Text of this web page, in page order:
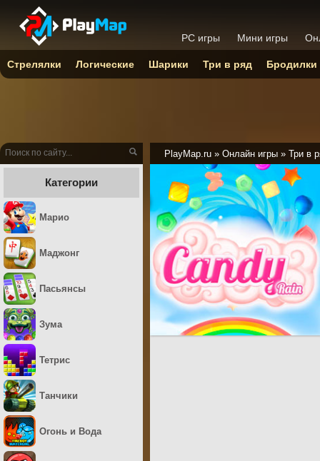
PlayMap.ru » Онлайн игры » Три в
Категории
Марио
Маджонг
Пасьянсы
Зума
Тетрис
Танчики
Огонь и Вода
PC игры Мини игры
Стрелялки Логические Шарики Три в ряд Бродилки